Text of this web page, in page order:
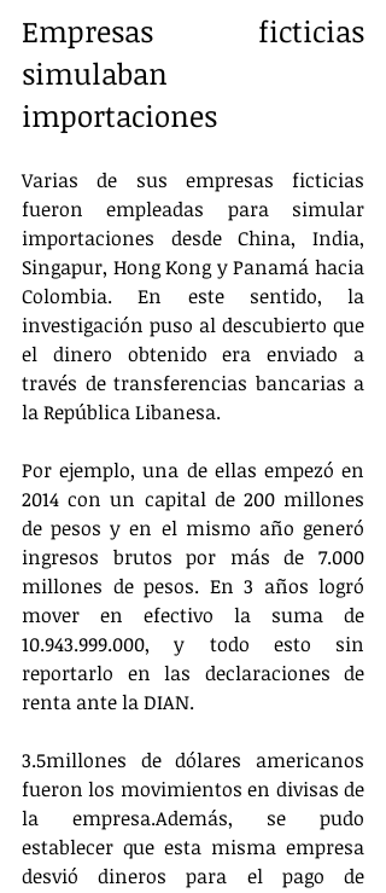
Empresas ficticias
simulaban
importaciones
Varias de sus empresas ficticias
fueron empleadas para simular
importaciones desde China, India,
Singapur, Hong Kong y Panamá hacia
Colombia. En este sentido, la
investigación puso al descubierto que
el dinero obtenido era enviado a
través de transferencias bancarias a
la República Libanesa.
Por ejemplo, una de ellas empezó en
2014 con un capital de 200 millones
de pesos y en el mismo año generó
ingresos brutos por más de 7.000
millones de pesos. En 3 años logró
mover en efectivo la suma de
10.943.999.000, y todo esto sin
reportarlo en las declaraciones de
renta ante la DIAN.
3.5millones de dólares americanos
fueron los movimientos en divisas de
la empresa.Además, se pudo
establecer que esta misma empresa
desvió dineros para el pago de